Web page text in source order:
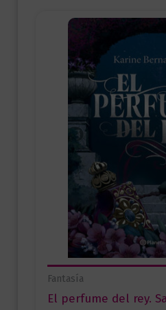
Fantasía
El perfume del rey.